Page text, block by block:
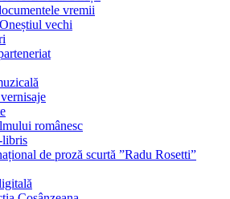
vremii
vechi
românesc
libris
de proză scurtă ”Radu Rosetti”